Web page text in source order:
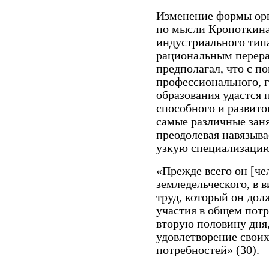
Изменение формы
по мысли
индустриального
рациональным
предполагал, что с
профессионального,
образования удастся
способного и
самые различные
преодолевая
узкую
«Прежде всего он
земледельческого, в
труд, который он
участия в общем
вторую половину
удовлетворение
потребностей» (30).